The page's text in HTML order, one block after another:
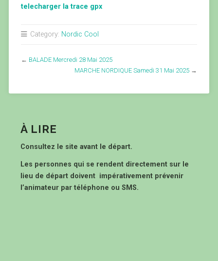
telecharger la trace gpx
Category: Nordic Cool
← BALADE Mercredi 28 Mai 2025
MARCHE NORDIQUE Samedi 31 Mai 2025 →
À LIRE
Consultez le site avant le départ.
Les personnes qui se rendent directement sur le
lieu de départ doivent impérativement prévenir
l’animateur par téléphone ou SMS.